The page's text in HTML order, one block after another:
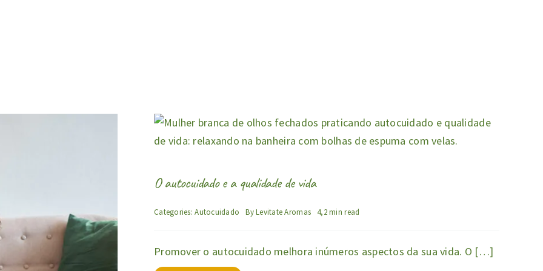
O autocuidado e a qualidade de vida
Categories:Autocuidado ByLevitate Aromas 4,2 min read
Promover o autocuidado melhora inúmeros aspectos da sua vida. O […]